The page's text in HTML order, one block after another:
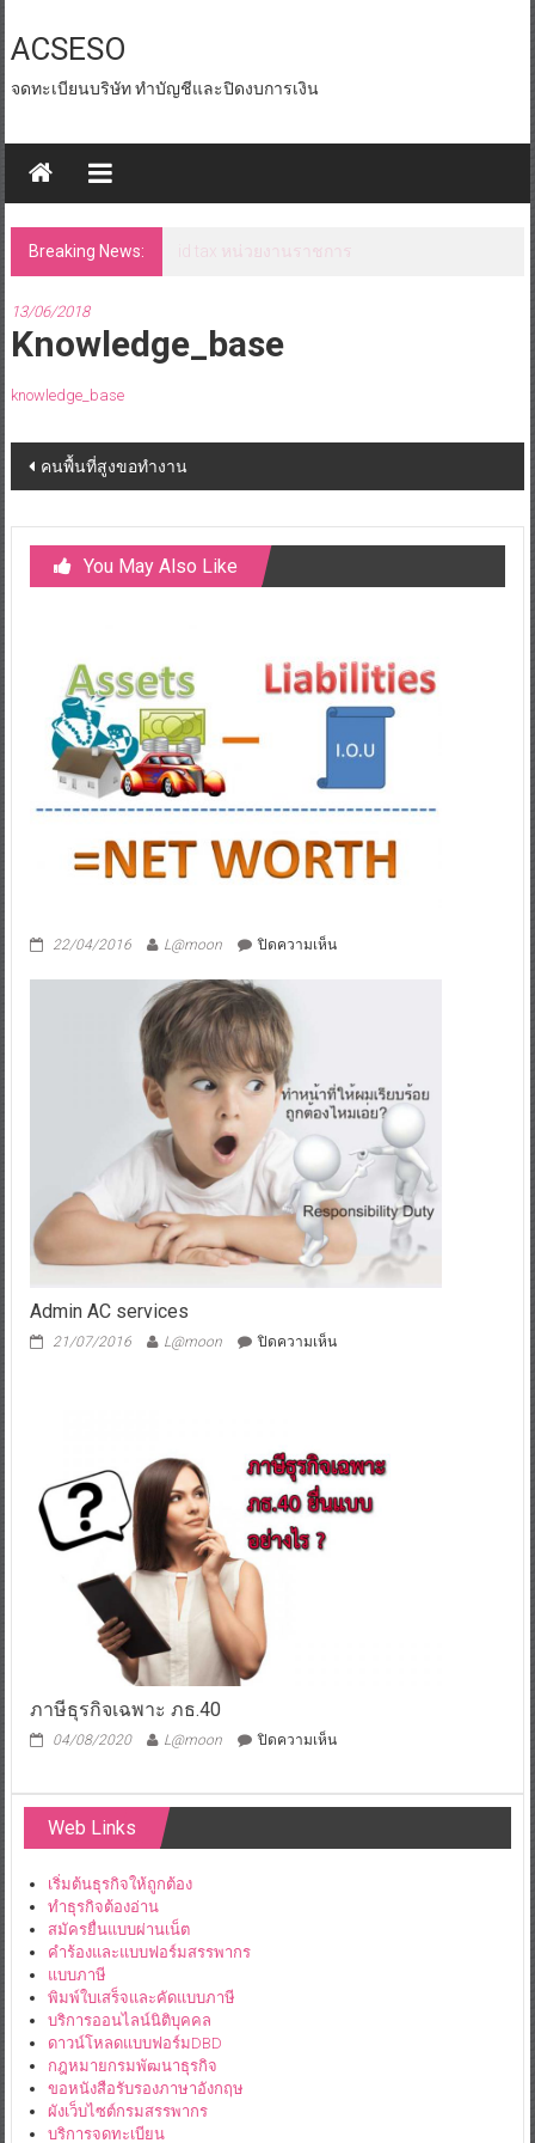
content
ACSESO
จดทะเบียนบริษัท ทำบัญชีและปิดงบการเงิน
Breaking News: id tax หน่วยงานราชการ
13/06/2018
Knowledge_base
knowledge_base
Post
navigation
คนพื้นที่สูงขอทำงาน
You May Also Like
22/04/2016 L@moon ปิดความเห็นบน
Admin AC services
21/07/2016 L@moon ปิดความเห็นบน
ภาษีธุรกิจเฉพาะ ภธ.40
04/08/2020 L@moon ปิดความเห็นบน
เฉพาะ
Web Links
เริ่มต้นธุรกิจให้ถูกต้อง
ทำธุรกิจต้องอ่าน
สมัครยื่นแบบผ่านเน็ต
คำร้องและแบบฟอร์มสรรพากร
แบบภาษี
พิมพ์ใบเสร็จและคัดแบบภาษี
บริการออนไลน์นิติบุคคล
ดาวน์โหลดแบบฟอร์มDBD
กฎหมายกรมพัฒนาธุรกิจ
ขอหนังสือรับรองภาษาอังกฤษ
ผังเว็บไซต์กรมสรรพากร
บริการจดทะเบียน